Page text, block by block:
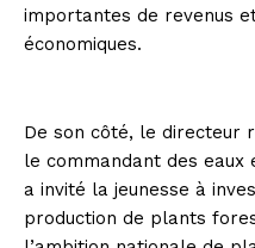
importantes de revenus
économiques.
De son côté, le directeur
le commandant des eaux
a invité la jeunesse à
production de plants